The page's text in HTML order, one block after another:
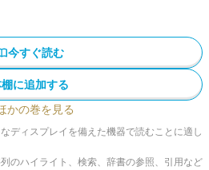
今すぐ読む
に追加する
かの巻を見る
ディスプレイを備えた機器で読むことに適し
のハイライト、検索、辞書の参照、引用など